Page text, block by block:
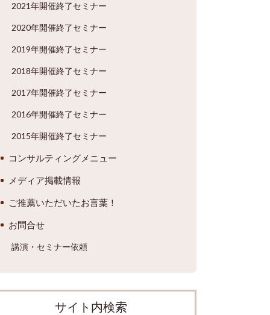
2021年開催終了セミナー
2020年開催終了セミナー
2019年開催終了セミナー
2018年開催終了セミナー
2017年開催終了セミナー
2016年開催終了セミナー
2015年開催終了セミナー
コンサルティングメニュー
メディア掲載情報
ご推薦いただいたお言葉！
お問合せ
講演・セミナー依頼
サイト内検索